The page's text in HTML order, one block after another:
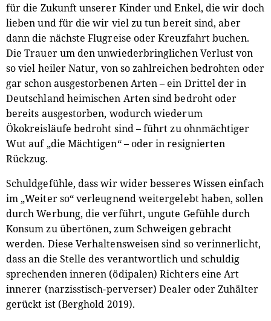
für die Zukunft unserer Kinder und Enkel, die wir doch
lieben und für die wir viel zu tun bereit sind, aber
dann die nächste Flugreise oder Kreuzfahrt buchen.
Die Trauer um den unwiederbringlichen Verlust von
so viel heiler Natur, von so zahlreichen bedrohten oder
gar schon ausgestorbenen Arten – ein Drittel der in
Deutschland heimischen Arten sind bedroht oder
bereits ausgestorben, wodurch wiederum
Ökokreisläufe bedroht sind – führt zu ohnmächtiger
Wut auf „die Mächtigen“ – oder in resignierten
Rückzug.
Schuldgefühle, dass wir wider besseres Wissen einfach
im „Weiter so“ verleugnend weitergelebt haben, sollen
durch Werbung, die verführt, ungute Gefühle durch
Konsum zu übertönen, zum Schweigen gebracht
werden. Diese Verhaltensweisen sind so verinnerlicht,
dass an die Stelle des verantwortlich und schuldig
sprechenden inneren (ödipalen) Richters eine Art
innerer (narzisstisch-perverser) Dealer oder Zuhälter
gerückt ist (Berghold 2019).